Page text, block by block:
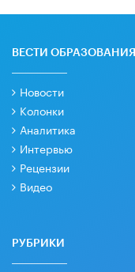
ВЕСТИ ОБРАЗОВАНИЯ
Новости
Колонки
Аналитика
Интервью
Рецензии
Видео
РУБРИКИ